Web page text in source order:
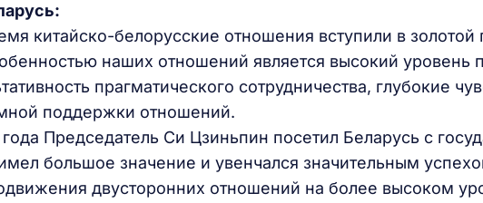
китайско-белорусские отношения вступили в золотой
наших отношений является высокий уровень
прагматического сотрудничества, глубокие
поддержки отношений.
Председатель Си Цзиньпин посетил Беларусь с
большое значение и увенчался значительным
двусторонних отношений на более высоком